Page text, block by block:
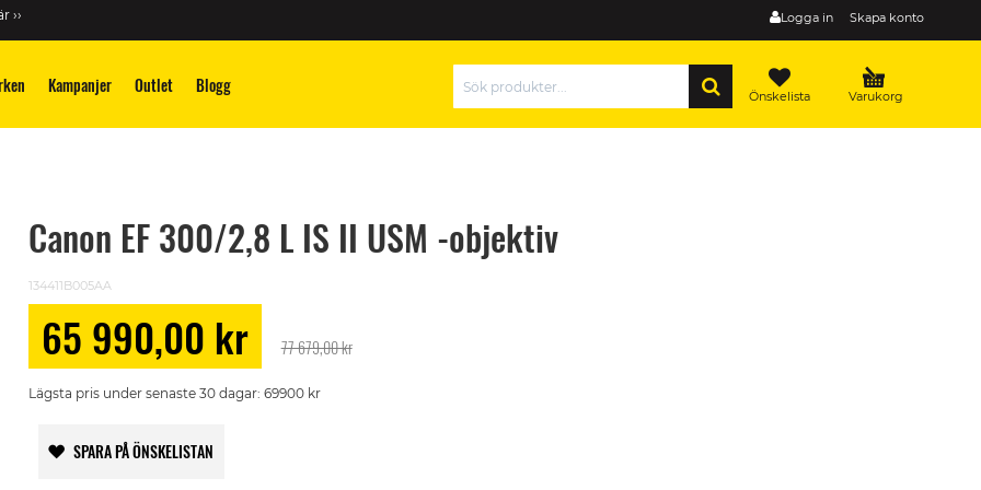
Logga in Skapa konto
››
Kampanjer Outlet Blogg Varukorg
Önskelista
Canon EF 300/2,8 L IS II USM -objektiv
134411B005AA
Special
Price
65 990,00 kr 77 679,00 kr
Lägsta pris under senaste 30 dagar: 69900 kr
SPARA PÅ ÖNSKELISTAN